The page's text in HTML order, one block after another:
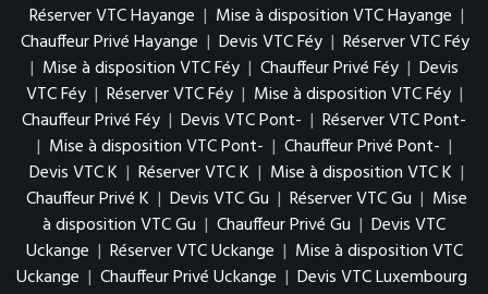
Réserver VTC Hayange | Mise à disposition VTC Hayange |
Chauffeur Privé Hayange | Devis VTC Féy | Réserver VTC Féy
| Mise à disposition VTC Féy | Chauffeur Privé Féy | Devis
VTC Féy | Réserver VTC Féy | Mise à disposition VTC Féy |
Chauffeur Privé Féy | Devis VTC Pont- | Réserver VTC Pont-
| Mise à disposition VTC Pont- | Chauffeur Privé Pont- |
Devis VTC K | Réserver VTC K | Mise à disposition VTC K |
Chauffeur Privé K | Devis VTC Gu | Réserver VTC Gu | Mise
à disposition VTC Gu | Chauffeur Privé Gu | Devis VTC
Uckange | Réserver VTC Uckange | Mise à disposition VTC
Uckange | Chauffeur Privé Uckange | Devis VTC Luxembourg